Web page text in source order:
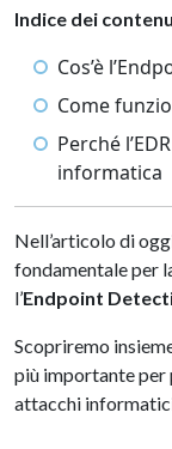
Indice dei
Cos’è
Come
Perché
informatica
Nell’articolo di
fondamentale per
l’Endpoint
Scopriremo
più importante per
attacchi